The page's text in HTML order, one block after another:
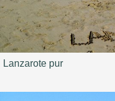
Lanzarote pur